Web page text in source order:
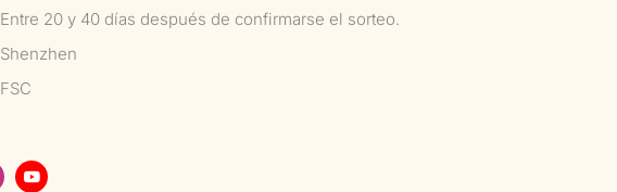
Entre 20 y 40 días después de confirmarse el sorteo.
Shenzhen
FSC